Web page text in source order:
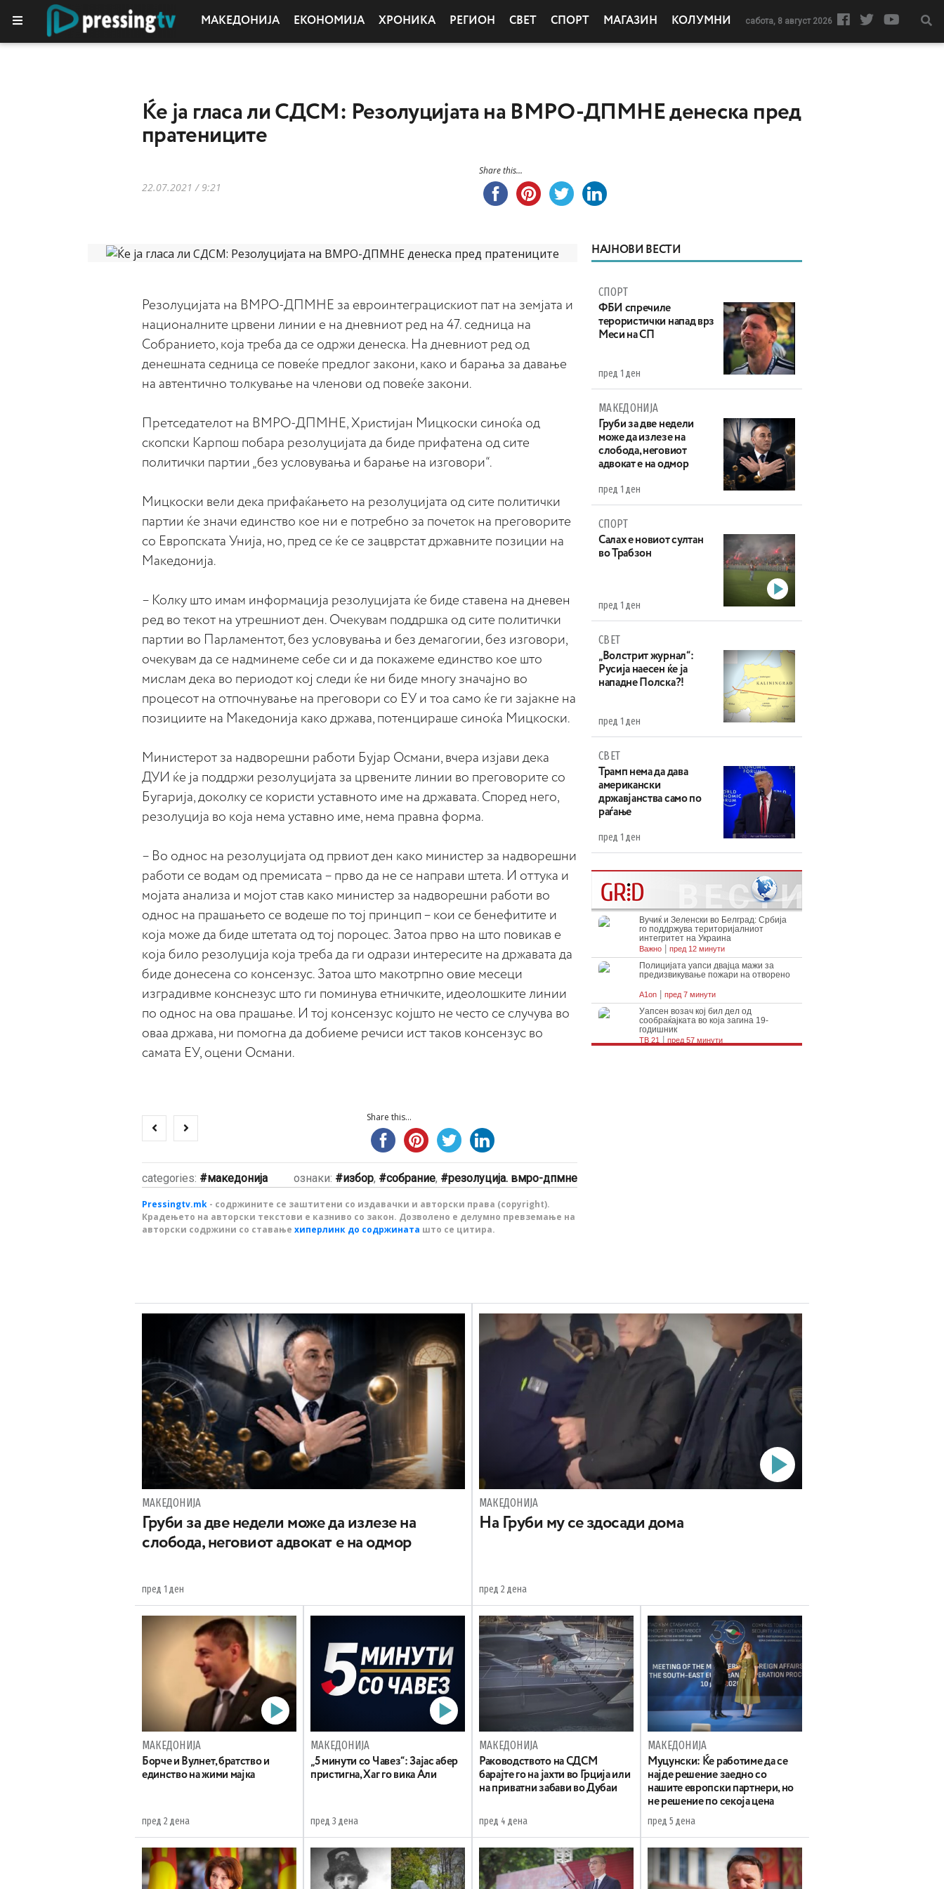
МАКЕДОНИЈА ЕКОНОМИЈА ХРОНИКА РЕГИОН СВЕТ СПОРТ МАГАЗИН КОЛУМНИ сабота, 8 август 2026
Ќе ја гласа ли СДСМ: Резолуцијата на ВМРО-ДПМНЕ денеска пред
пратениците
22.07.2021 / 9:21
Share this...
Резолуцијата на ВМРО-ДПМНЕ за евроинтеграцискиот пат на земјата и
националните црвени линии е на дневниот ред на 47. седница на
Собранието, која треба да се одржи денеска. На дневниот ред од
денешната седница се повеќе предлог закони, како и барања за давање
на автентично толкување на членови од повеќе закони.
Претседателот на ВМРО-ДПМНЕ, Христијан Мицкоски синоќа од
скопски Карпош побара резолуцијата да биде прифатена од сите
политички партии „без условувања и барање на изговори“.
Мицкоски вели дека прифаќањето на резолуцијата од сите политички
партии ќе значи единство кое ни е потребно за почеток на преговорите
со Европската Унија, но, пред се ќе се зацврстат државните позиции на
Македонија.
– Колку што имам информација резолуцијата ќе биде ставена на дневен
ред во текот на утрешниот ден. Очекувам поддршка од сите политички
партии во Парламентот, без условувања и без демагогии, без изговори,
очекувам да се надминеме себе си и да покажеме единство кое што
мислам дека во периодот кој следи ќе ни биде многу значајно во
процесот на отпочнување на преговори со ЕУ и тоа само ќе ги зајакне на
позициите на Македонија како држава, потенцираше синоќа Мицкоски.
Министерот за надворешни работи Бујар Османи, вчера изјави дека
ДУИ ќе ја поддржи резолуцијата за црвените линии во преговорите со
Бугарија, доколку се користи уставното име на државата. Според него,
резолуција во која нема уставно име, нема правна форма.
– Во однос на резолуцијата од првиот ден како министер за надворешни
работи се водам од премисата – прво да не се направи штета. И оттука и
мојата анализа и мојот став како министер за надворешни работи во
однос на прашањето се водеше по тој принцип – кои се бенефитите и
која може да биде штетата од тој пороцес. Затоа прво на што повикав е
која било резолуција која треба да ги одрази интересите на државата да
биде донесена со консензус. Затоа што макотрпно овие месеци
изградивме конснезус што ги поминува етничките, идеолошките линии
по однос на ова прашање. И тој консензус којшто не често се случува во
оваа држава, ни помогна да добиеме речиси ист таков консензус во
самата ЕУ, оцени Османи.
Share this...
categories: македонија ознаки: избор, собрание, резолуција. вмро-дпмне
Pressingtv.mk - содржините се заштитени со издавачки и авторски права (copyright).
Крадењето на авторски текстови е казниво со закон. Дозволено е делумно превземање на
авторски содржини со ставање хиперлинк до содржината што се цитира.
НАЈНОВИ ВЕСТИ
СПОРТ
ФБИ спречиле
терористички напад врз
Меси на СП
пред 1 ден
МАКЕДОНИЈА
Груби за две недели
може да излезе на
слобода, неговиот
адвокат е на одмор
пред 1 ден
СПОРТ
Салах е новиот султан
во Трабзон
пред 1 ден
СВЕТ
„Волстрит журнал“:
Русија наесен ќе ја
нападне Полска?!
пред 1 ден
СВЕТ
Трамп нема да дава
американски
државјанства само по
раѓање
пред 1 ден
МАКЕДОНИЈА
Груби за две недели може да излезе на
слобода, неговиот адвокат е на одмор
пред 1 ден
МАКЕДОНИЈА
На Груби му се здосади дома
пред 2 дена
МАКЕДОНИЈА
Борче и Вулнет, братство и
единство на жими мајка
пред 2 дена
МАКЕДОНИЈА
„5 минути со Чавез“: Зајас абер
пристигна, Хаг го вика Али
пред 3 дена
МАКЕДОНИЈА
Раководството на СДСМ
барајте го на јахти во Грција или
на приватни забави во Дубаи
пред 4 дена
МАКЕДОНИЈА
Муцунски: Ќе работиме да се
најде решение заедно со
нашите европски партнери, но
не решение по секоја цена
пред 5 дена